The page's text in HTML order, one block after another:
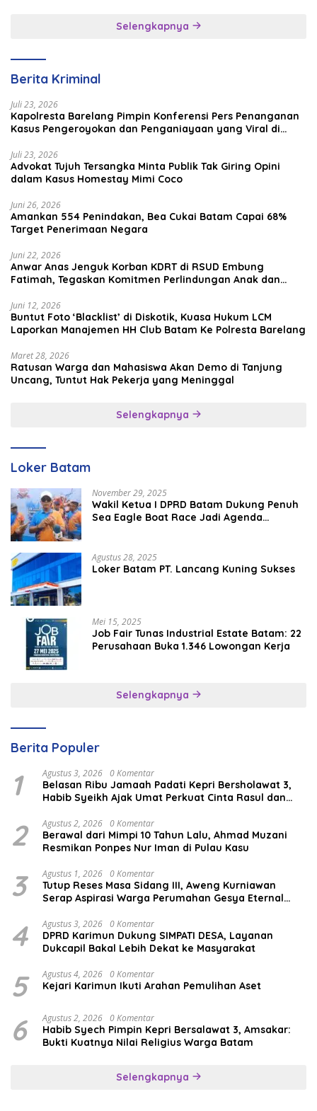
Selengkapnya
Berita Kriminal
Juli 23, 2026
Kapolresta Barelang Pimpin Konferensi Pers Penanganan
Kasus Pengeroyokan dan Penganiayaan yang Viral di
Juli 23, 2026
Advokat Tujuh Tersangka Minta Publik Tak Giring Opini
dalam Kasus Homestay Mimi Coco
Juni 26, 2026
Amankan 554 Penindakan, Bea Cukai Batam Capai 68%
Target Penerimaan Negara
Juni 22, 2026
Anwar Anas Jenguk Korban KDRT di RSUD Embung
Fatimah, Tegaskan Komitmen Perlindungan Anak dan
Juni 12, 2026
Buntut Foto ‘Blacklist’ di Diskotik, Kuasa Hukum LCM
Laporkan Manajemen HH Club Batam Ke Polresta Barelang
Maret 28, 2026
Ratusan Warga dan Mahasiswa Akan Demo di Tanjung
Uncang, Tuntut Hak Pekerja yang Meninggal
Selengkapnya
Loker Batam
November 29, 2025
Wakil Ketua I DPRD Batam Dukung Penuh
Sea Eagle Boat Race Jadi Agenda
Agustus 28, 2025
Loker Batam PT. Lancang Kuning Sukses
Mei 15, 2025
Job Fair Tunas Industrial Estate Batam: 22
Perusahaan Buka 1.346 Lowongan Kerja
Selengkapnya
Berita Populer
1 Agustus 3, 2026 0 Komentar
Belasan Ribu Jamaah Padati Kepri Bersholawat 3,
Habib Syeikh Ajak Umat Perkuat Cinta Rasul dan
2 Agustus 2, 2026 0 Komentar
Berawal dari Mimpi 10 Tahun Lalu, Ahmad Muzani
Resmikan Ponpes Nur Iman di Pulau Kasu
3 Agustus 1, 2026 0 Komentar
Tutup Reses Masa Sidang III, Aweng Kurniawan
Serap Aspirasi Warga Perumahan Gesya Eternal
4 Agustus 3, 2026 0 Komentar
DPRD Karimun Dukung SIMPATI DESA, Layanan
Dukcapil Bakal Lebih Dekat ke Masyarakat
5 Agustus 4, 2026 0 Komentar
Kejari Karimun Ikuti Arahan Pemulihan Aset
6 Agustus 2, 2026 0 Komentar
Habib Syech Pimpin Kepri Bersalawat 3, Amsakar:
Bukti Kuatnya Nilai Religius Warga Batam
Selengkapnya